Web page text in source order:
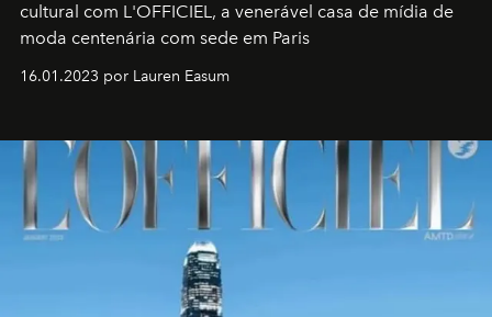
cultural com L'OFFICIEL, a venerável casa de mídia de
moda centenária com sede em Paris
16.01.2023 por Lauren Easum